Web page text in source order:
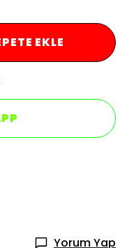
EKLE
Yorum Yap